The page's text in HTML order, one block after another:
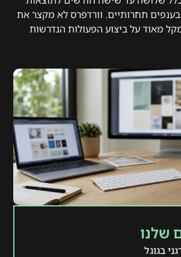
תחרותיים. וורדפרס לא מקצר את
מאוד על ביצוע הפעולות הנדרשות
שלנו
בגוגל